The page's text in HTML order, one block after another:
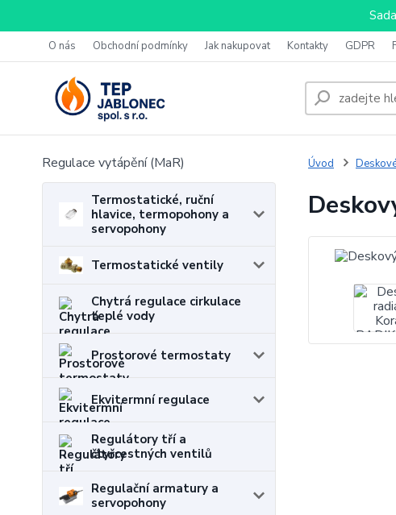
O nás Obchodní podmínky Jak nakupovat Kontakty GDPR
Regulace vytápění (MaR)
Termostatické, ruční
hlavice, termopohony a
servopohony
Termostatické ventily
Chytrá regulace cirkulace
teplé vody
Prostorové termostaty
Ekvitermní regulace
Regulátory tří a
čtyřcestných ventilů
Regulační armatury a
servopohony
Úvod